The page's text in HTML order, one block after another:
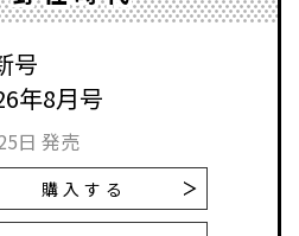
号
年8月号
日 発売
購入する